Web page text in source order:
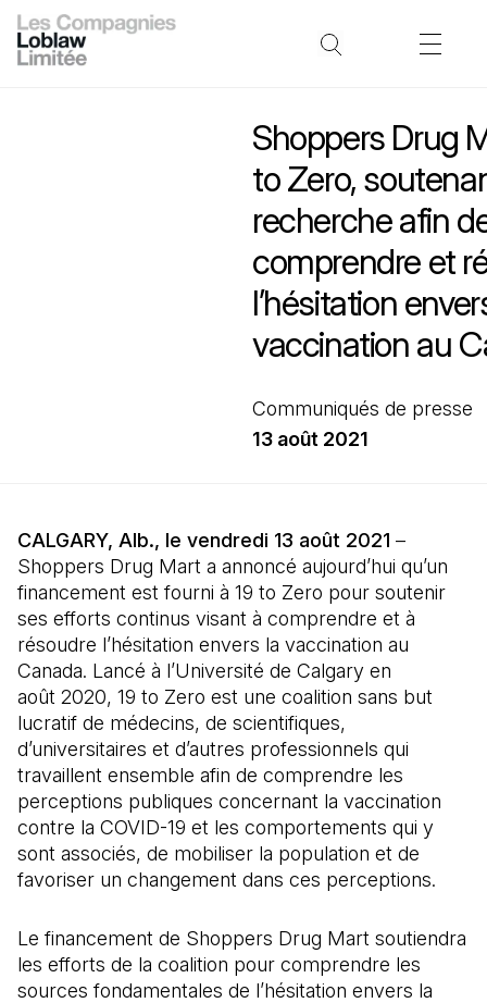
Shoppers Drug
to Zero,
recherche afin
comprendre et
l’hésitation
vaccination au
Communiqués de presse
13 août 2021
CALGARY, Alb., le vendredi 13 août 2021 –
Shoppers Drug Mart a annoncé aujourd’hui qu’un
financement est fourni à 19 to Zero pour soutenir
ses efforts continus visant à comprendre et à
résoudre l’hésitation envers la vaccination au
Canada. Lancé à l’Université de Calgary en
août 2020, 19 to Zero est une coalition sans but
lucratif de médecins, de scientifiques,
d’universitaires et d’autres professionnels qui
travaillent ensemble afin de comprendre les
perceptions publiques concernant la vaccination
contre la COVID-19 et les comportements qui y
sont associés, de mobiliser la population et de
favoriser un changement dans ces perceptions.
Le financement de Shoppers Drug Mart soutiendra
les efforts de la coalition pour comprendre les
sources fondamentales de l’hésitation envers la